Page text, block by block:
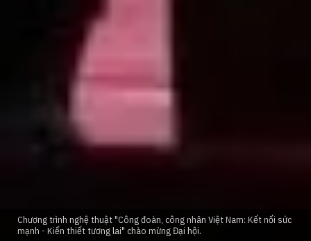
Chương trình nghệ thuật "Công đoàn, công nhân Việt Nam: Kết nối sức
mạnh - Kiến thiết tương lai" chào mừng Đại hội.